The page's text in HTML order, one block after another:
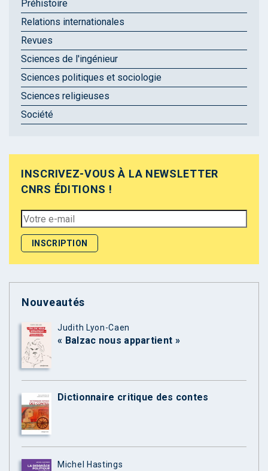
Préhistoire
Relations internationales
Revues
Sciences de l'ingénieur
Sciences politiques et sociologie
Sciences religieuses
Société
INSCRIVEZ-VOUS À LA NEWSLETTER
CNRS ÉDITIONS !
Nouveautés
Judith Lyon-Caen
« Balzac nous appartient »
Dictionnaire critique des contes
Michel Hastings